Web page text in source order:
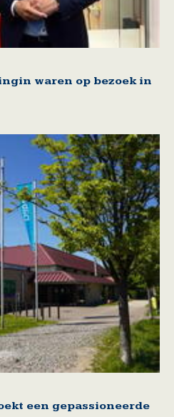
waren op bezoek in
een gepassioneerde